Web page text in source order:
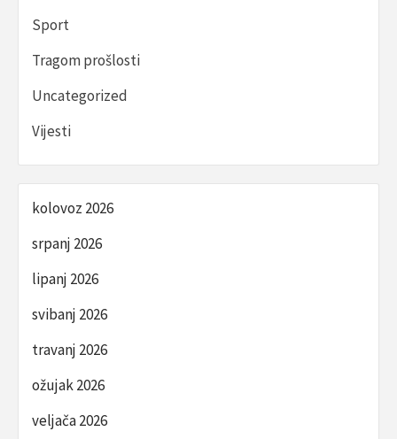
Sport
Tragom prošlosti
Uncategorized
Vijesti
kolovoz 2026
srpanj 2026
lipanj 2026
svibanj 2026
travanj 2026
ožujak 2026
veljača 2026